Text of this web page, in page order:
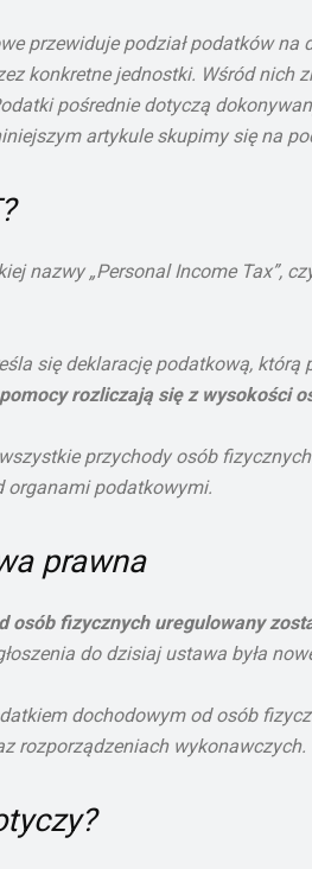
przewiduje podział podatków
konkretne jednostki. Wśród nich
pośrednie dotyczą
artykule skupimy się na
nazwy „Personal Income Tax”,
się deklarację podatkową,
rozliczają się z wysokości
przychody osób
organami podatkowymi.
prawna
osób fizycznych uregulowany
do dzisiaj ustawa była
dochodowym od osób
rozporządzeniach wykonawczych.